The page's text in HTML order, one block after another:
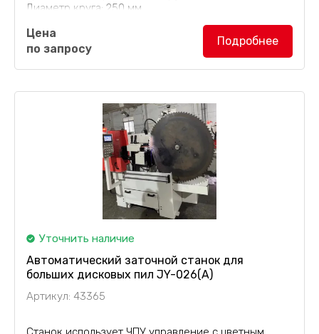
Диаметр круга: 250 мм.
Цена
по запросу
Подробнее
Уточнить наличие
Автоматический заточной станок для
больших дисковых пил JY-026(A)
Артикул: 43365